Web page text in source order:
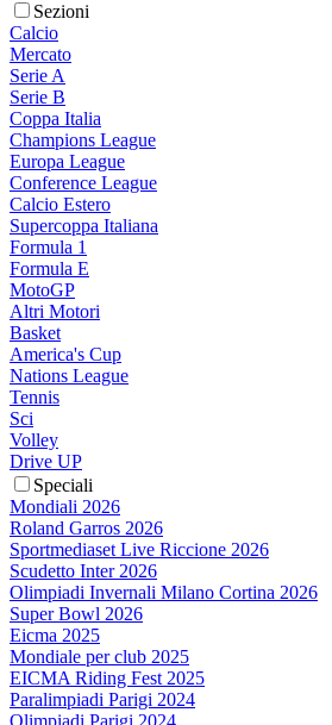
Sezioni
Calcio
Mercato
Serie A
Serie B
Coppa Italia
Champions League
Europa League
Conference League
Calcio Estero
Supercoppa Italiana
Formula 1
Formula E
MotoGP
Altri Motori
Basket
America's Cup
Nations League
Tennis
Sci
Volley
Drive UP
Speciali
Mondiali 2026
Roland Garros 2026
Sportmediaset Live Riccione 2026
Scudetto Inter 2026
Olimpiadi Invernali Milano Cortina 2026
Super Bowl 2026
Eicma 2025
Mondiale per club 2025
EICMA Riding Fest 2025
Paralimpiadi Parigi 2024